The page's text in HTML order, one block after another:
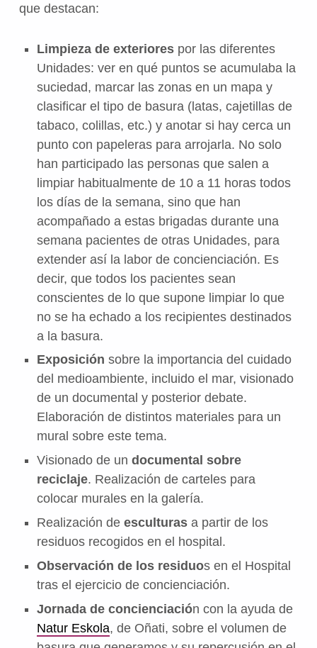
que destacan:
Limpieza de exteriorespor las diferentes
Unidades: ver en qué puntos se acumulaba la
suciedad, marcar las zonas en un mapa y
clasificar el tipo de basura (latas, cajetillas de
tabaco, colillas, etc.) y anotar si hay cerca un
punto con papeleras para arrojarla. No solo
han participado las personas que salen a
limpiar habitualmente de 10 a 11 horas todos
los días de la semana, sino que han
acompañado a estas brigadas durante una
semana pacientes de otras Unidades, para
extender así la labor de concienciación. Es
decir, que todos los pacientes sean
conscientes de lo que supone limpiar lo que
no se ha echado a los recipientes destinados
a la basura.
Exposición sobre la importancia del cuidado
del medioambiente, incluido el mar, visionado
de un documental y posterior debate.
Elaboración de distintos materiales para un
mural sobre este tema.
Visionado de un documental sobre
reciclaje. Realización de carteles para
colocar murales en la galería.
Realización de esculturasa partir de los
residuos recogidos en el hospital.
Observación de los residuos en el Hospital
tras el ejercicio de concienciación.
Jornada de concienciación con la ayuda de
Natur Eskola, de Oñati, sobre el volumen de